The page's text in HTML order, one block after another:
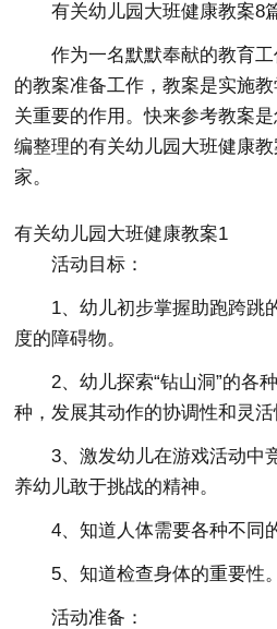
有关幼儿园大班健康教案8
作为一名默默奉献的教育
的教案准备工作，教案是实施
关重要的作用。快来参考教案
编整理的有关幼儿园大班健康
家。
有关幼儿园大班健康教案1
活动目标：
1、幼儿初步掌握助跑跨跳
度的障碍物。
2、幼儿探索“钻山洞”的各
种，发展其动作的协调性和灵活
3、激发幼儿在游戏活动中
养幼儿敢于挑战的精神。
4、知道人体需要各种不同
5、知道检查身体的重要性。
活动准备：